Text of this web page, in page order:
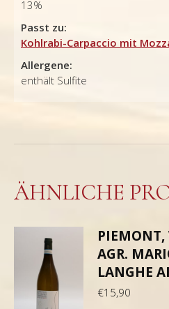
13%
Passt zu:
Kohlrabi-Carpaccio mit
Allergene:
enthält Sulfite
ÄHNLICHE
PIEMONT,
AGR.
LANGHE
€15,90